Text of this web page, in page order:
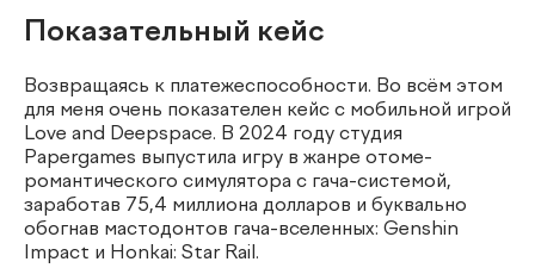
Показательный кейс
Возвращаясь к платежеспособности. Во всём этом
для меня очень показателен кейс с мобильной игрой
Love and Deepspace. В 2024 году студия
Papergames выпустила игру в жанре отоме-
романтического симулятора с гача-системой,
заработав 75,4 миллиона долларов и буквально
обогнав мастодонтов гача-вселенных: Genshin
Impact и Honkai: Star Rail.